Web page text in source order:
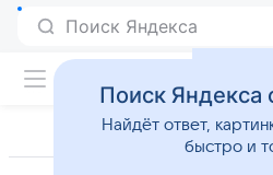
Поиск Яндекса
Поиск Яндекса
Найдёт ответ,
быстро и